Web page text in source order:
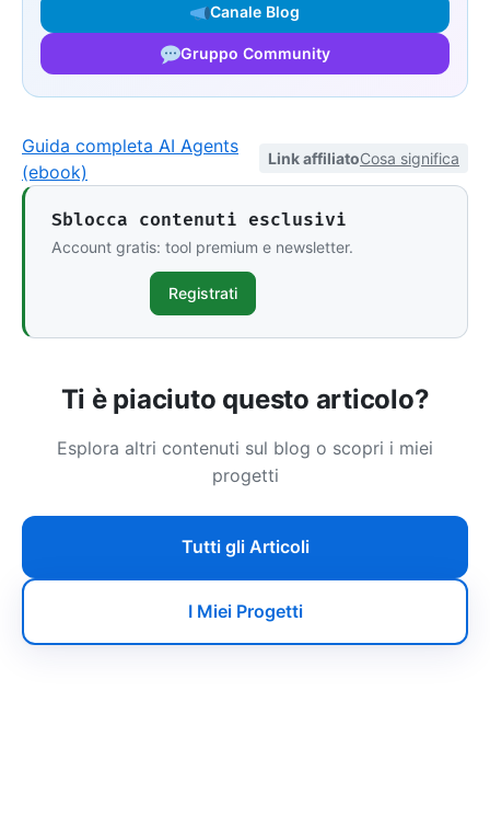
Canale Blog
Gruppo Community
Guida completa AI Agents
(ebook)
Link affiliatoCosa significa
Sblocca contenuti esclusivi
Account gratis: tool premium e newsletter.
Registrati
Ti è piaciuto questo articolo?
Esplora altri contenuti sul blog o scopri i miei
progetti
Tutti gli Articoli
I Miei Progetti